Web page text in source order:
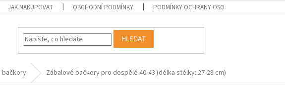
JAK NAKUPOVAT OBCHODNÍ PODMÍNKY PODMÍNKY OCHRANY OSOBNÍCH ÚDAJŮ
HLEDAT
bačkory Zábalové bačkory pro dospělé 40-43 (délka stélky: 27-28 cm)